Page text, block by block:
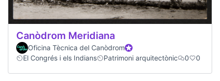
Canòdrom Meridiana
Oficina Tècnica del CanòdromOfficial participant
El Congrés i els Indians
Patrimoni arquitectònic 0 0